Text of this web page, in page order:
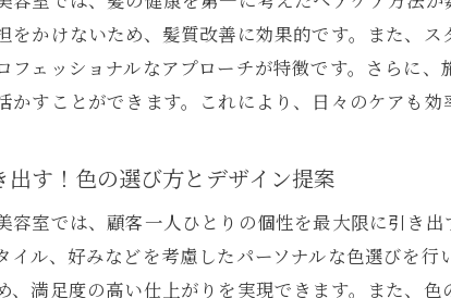
ヘアカラーと共
未来を見据えた
環境を守る！美
プロが教える！
美容師の裏技！
地元の美容室が
をかけないため、髪質改善に効果的です。また、
フェッショナルなアプローチが特徴です。さらに
かすことができます。これにより、日々のケアも効
出す！色の選び方とデザイン提案
容室では、顧客一人ひとりの個性を最大限に引き
イル、好みなどを考慮したパーソナルな色選びを
、満足度の高い仕上がりを実現できます。また、